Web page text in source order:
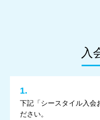
入
1.
下記「シースタイル入会
ださい。